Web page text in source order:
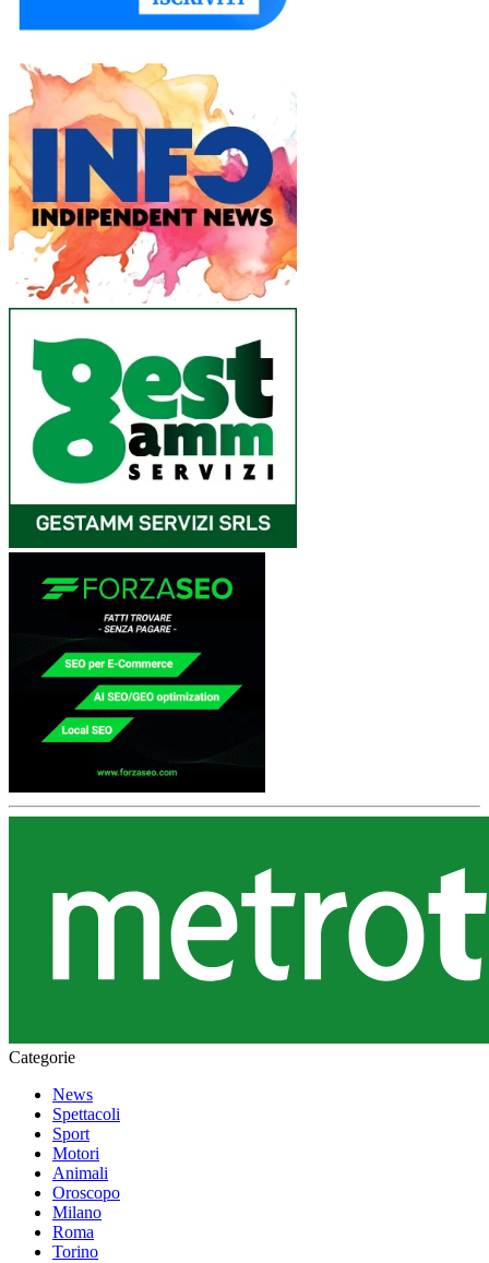
Categorie
News
Spettacoli
Sport
Motori
Animali
Oroscopo
Milano
Roma
Torino